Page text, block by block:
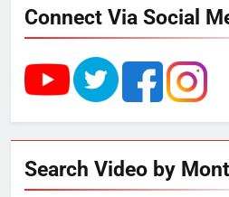
राम की
का स्वागत
उत्तर प्रदेश में
Connect Via Social
Search Video by